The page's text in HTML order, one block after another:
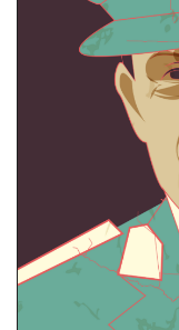
estronismo
escuelas
historia de las
patria
plan del terror
consumo